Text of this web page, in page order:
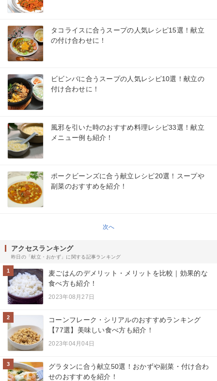
タコライスに合うスープの人気レシピ15選！献立
の付け合わせに！
ビビンバに合うスープの人気レシピ10選！献立の
付け合わせに！
風邪を引いた時のおすすめ料理レシピ33選！献立
メニュー例も紹介！
ポークビーンズに合う献立レシピ20選！スープや
副菜のおすすめを紹介！
次へ
アクセスランキング
昨日の「献立・おかず」に関する記事ランキング
1
麦ごはんのデメリット・メリットを比較｜効果的な
食べ方も紹介！
2023年08月27日
2
コーンフレーク・シリアルのおすすめランキング
【77選】美味しい食べ方も紹介！
2023年04月04日
3
グラタンに合う献立50選！おかずや副菜・付け合わ
せのおすすめを紹介！